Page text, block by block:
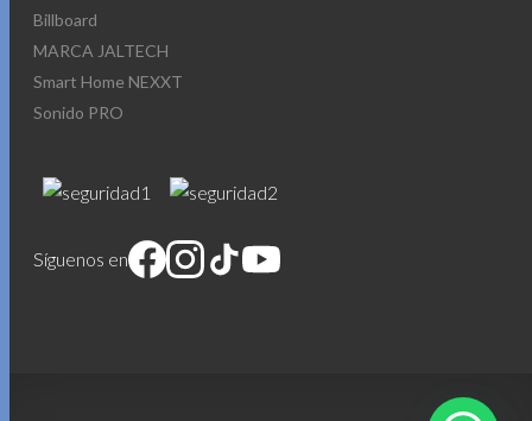
Billboard
MARCA JALTECH
Smart Home NEXXT
Sonido PRO
Síguenos en